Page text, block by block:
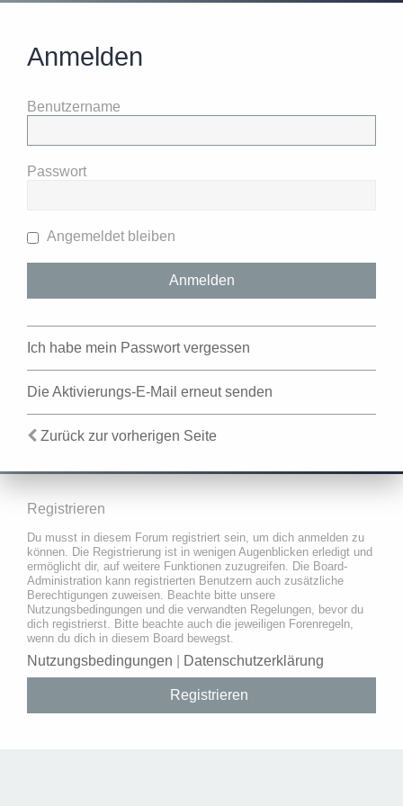
Anmelden
Benutzername
Passwort
Angemeldet bleiben
Ich habe mein Passwort vergessen
Die Aktivierungs-E-Mail erneut senden
Zurück zur vorherigen Seite
Registrieren
Du musst in diesem Forum registriert sein, um dich anmelden zu
können. Die Registrierung ist in wenigen Augenblicken erledigt und
ermöglicht dir, auf weitere Funktionen zuzugreifen. Die Board-
Administration kann registrierten Benutzern auch zusätzliche
Berechtigungen zuweisen. Beachte bitte unsere
Nutzungsbedingungen und die verwandten Regelungen, bevor du
dich registrierst. Bitte beachte auch die jeweiligen Forenregeln,
wenn du dich in diesem Board bewegst.
Nutzungsbedingungen Datenschutzerklärung
Registrieren